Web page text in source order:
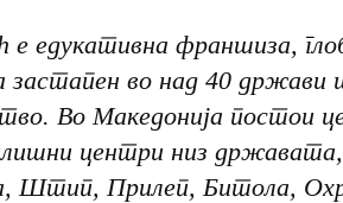
е едукативна франшиза,
застапен во над 40
Во Македонија постои
центри низ
Штип, Прилеп, Битола,